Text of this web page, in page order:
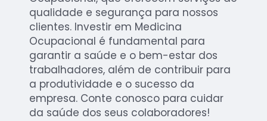
qualidade e segurança para nossos
clientes. Investir em Medicina
Ocupacional é fundamental para
garantir a saúde e o bem-estar dos
trabalhadores, além de contribuir para
a produtividade e o sucesso da
empresa. Conte conosco para cuidar
da saúde dos seus colaboradores!